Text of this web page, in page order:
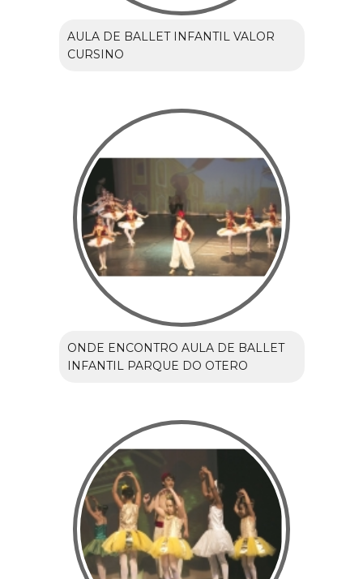
AULA DE BALLET INFANTIL VALOR
CURSINO
ONDE ENCONTRO AULA DE BALLET
INFANTIL PARQUE DO OTERO